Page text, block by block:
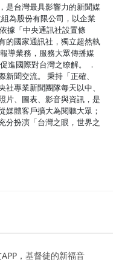
是台灣最具影響力的新聞媒
為股份有限公司，以企業
據「中央通訊社設置條
的國家通訊社，獨立超然執
導業務，服務大眾傳播媒
進國際對台灣之瞭解。 ．
聞交流。 秉持「正確、
專業新聞團隊每天以中、
片、圖表、影音與資訊，是
媒體客戶擴大為閱聽大眾；
分扮演「台灣之眼，世界之
，基督徒的新福音